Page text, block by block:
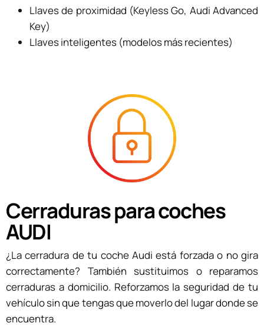
Llaves de proximidad (Keyless Go, Audi Advanced
Key)
Llaves inteligentes (modelos más recientes)
Cerraduras para coches
AUDI
¿La cerradura de tu coche Audi está forzada o no gira
correctamente? También sustituimos o reparamos
cerraduras a domicilio. Reforzamos la seguridad de tu
vehículo sin que tengas que moverlo del lugar donde se
encuentra.